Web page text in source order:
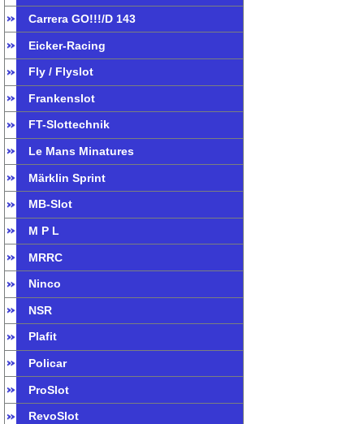
Carrera GO!!!/D 143
Eicker-Racing
Fly / Flyslot
Frankenslot
FT-Slottechnik
Le Mans Minatures
Märklin Sprint
MB-Slot
M P L
MRRC
Ninco
NSR
Plafit
Policar
ProSlot
RevoSlot